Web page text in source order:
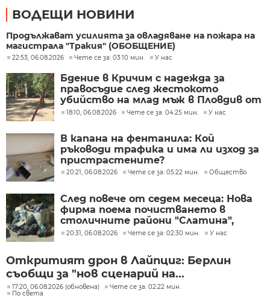
ВОДЕЩИ НОВИНИ
Продължават усилията за овладяване на пожара на
магистрала "Тракия" (ОБОБЩЕНИЕ)
22:53, 06.08.2026 Чете се за: 03:10 мин. У нас
Бдение в Кричим с надежда за
правосъдие след жестокото
убийство на млад мъж в Пловдив от
тийнейджъри
18:10, 06.08.2026 Чете се за: 04:25 мин. У нас
В капана на фентанила: Кой
ръководи трафика и има ли изход за
пристрастените?
20:21, 06.08.2026 Чете се за: 05:22 мин. Общество
След повече от седем месеца: Нова
фирма поема почистването в
столичните райони "Слатина",
"Подуяне" и "Изгрев"
20:31, 06.08.2026 Чете се за: 02:30 мин. У нас
Откритият дрон в Лайпциг: Берлин
съобщи за "нов сценарий на...
17:20, 06.08.2026 (обновена)
Чете се за: 02:22 мин.
По света